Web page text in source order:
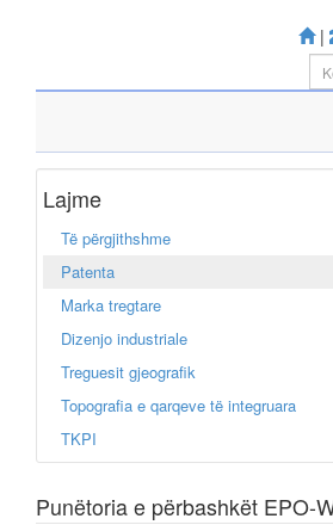
|
Lajme
Të përgjithshme
Patenta
Marka tregtare
Dizenjo industriale
Treguesit gjeografik
Topografia e qarqeve të integruara
TKPI
Punëtoria e përbashkët EPO-